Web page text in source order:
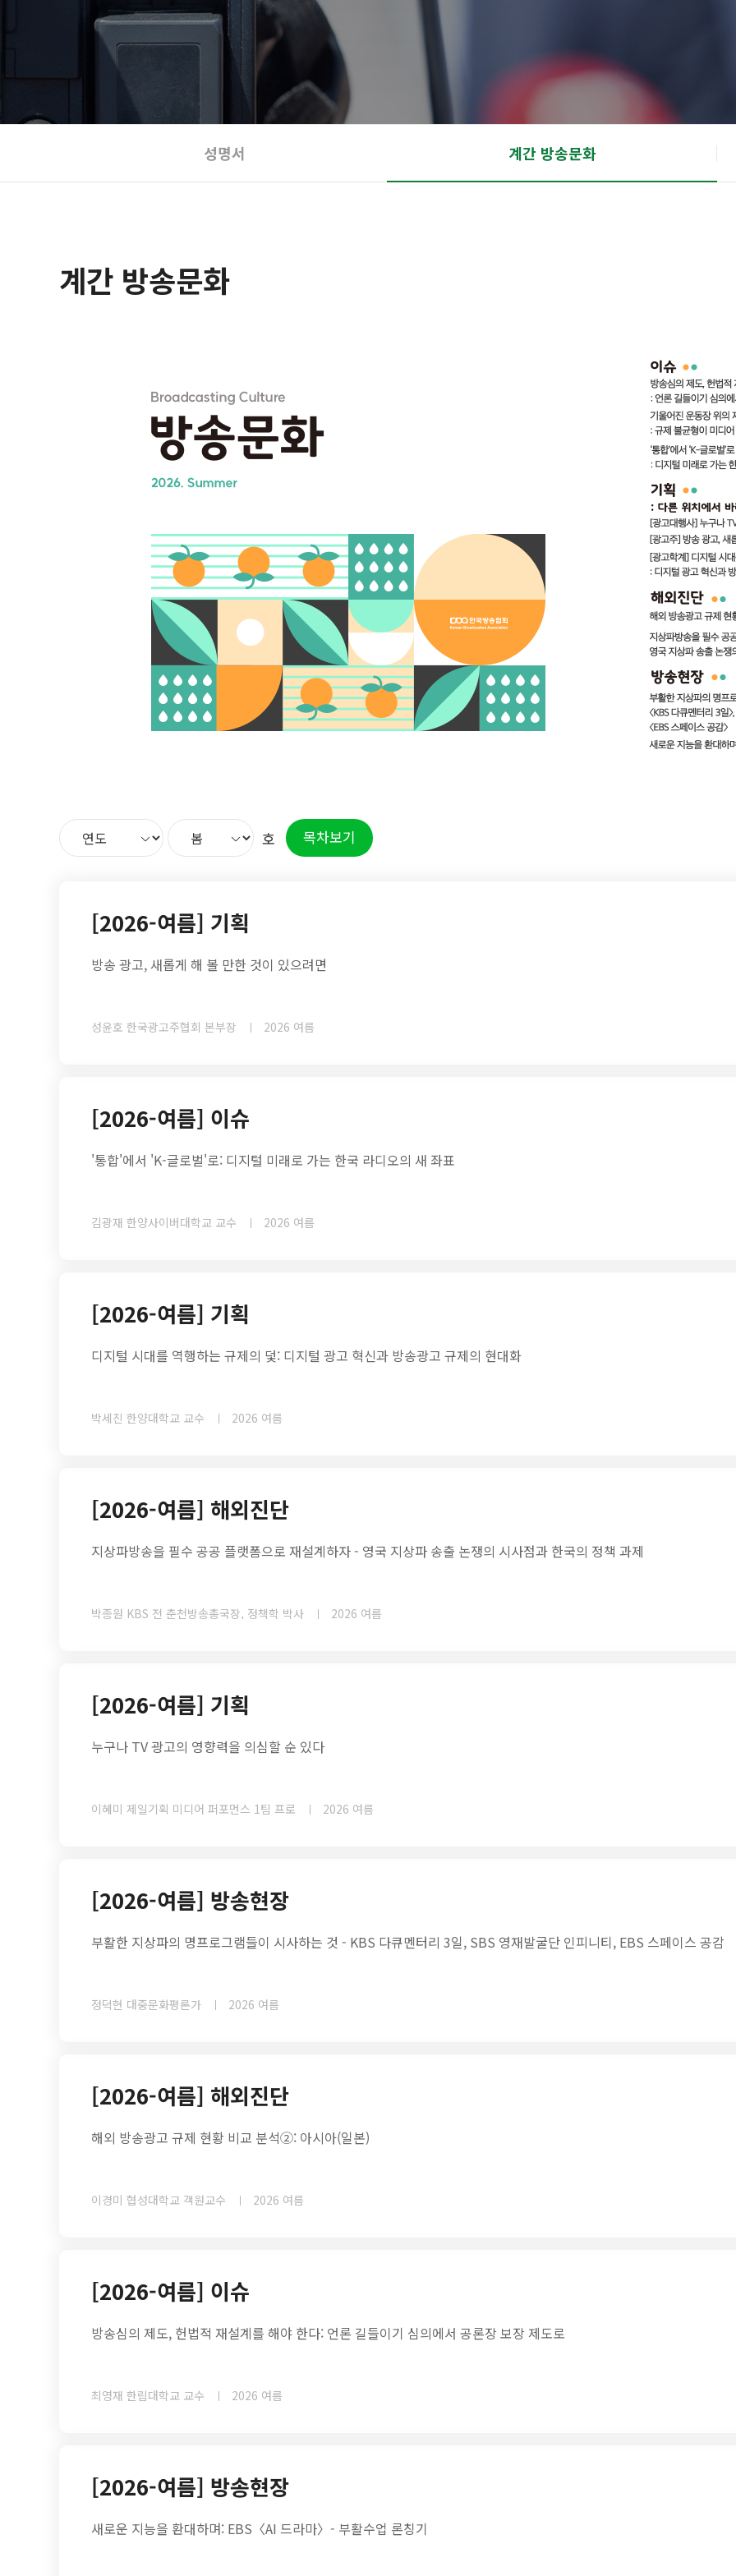
성명서 계간 방송문화
계간 방송문화
호 목차보기
[2026-여름] 기획
방송 광고, 새롭게 해 볼 만한 것이 있으려면
성윤호 한국광고주협회 본부장 2026 여름
[2026-여름] 이슈
'통합'에서 'K-글로벌'로: 디지털 미래로 가는 한국 라디오의 새 좌표
김광재 한양사이버대학교 교수 2026 여름
[2026-여름] 기획
디지털 시대를 역행하는 규제의 덫: 디지털 광고 혁신과 방송광고 규제의 현대화
박세진 한양대학교 교수 2026 여름
[2026-여름] 해외진단
지상파방송을 필수 공공 플랫폼으로 재설계하자 - 영국 지상파 송출 논쟁의 시사점과 한국의 정책 과제
박종원 KBS 전 춘천방송총국장, 정책학 박사 2026 여름
[2026-여름] 기획
누구나 TV 광고의 영향력을 의심할 순 있다
이혜미 제일기획 미디어 퍼포먼스 1팀 프로 2026 여름
[2026-여름] 방송현장
부활한 지상파의 명프로그램들이 시사하는 것 - KBS 다큐멘터리 3일, SBS 영재발굴단 인피니티, EBS 스페이스 공감
정덕현 대중문화평론가 2026 여름
[2026-여름] 해외진단
해외 방송광고 규제 현황 비교 분석②: 아시아(일본)
이경미 협성대학교 객원교수 2026 여름
[2026-여름] 이슈
방송심의 제도, 헌법적 재설계를 해야 한다: 언론 길들이기 심의에서 공론장 보장 제도로
최영재 한림대학교 교수 2026 여름
[2026-여름] 방송현장
새로운 지능을 환대하며: EBS〈AI 드라마〉- 부활수업 론칭기